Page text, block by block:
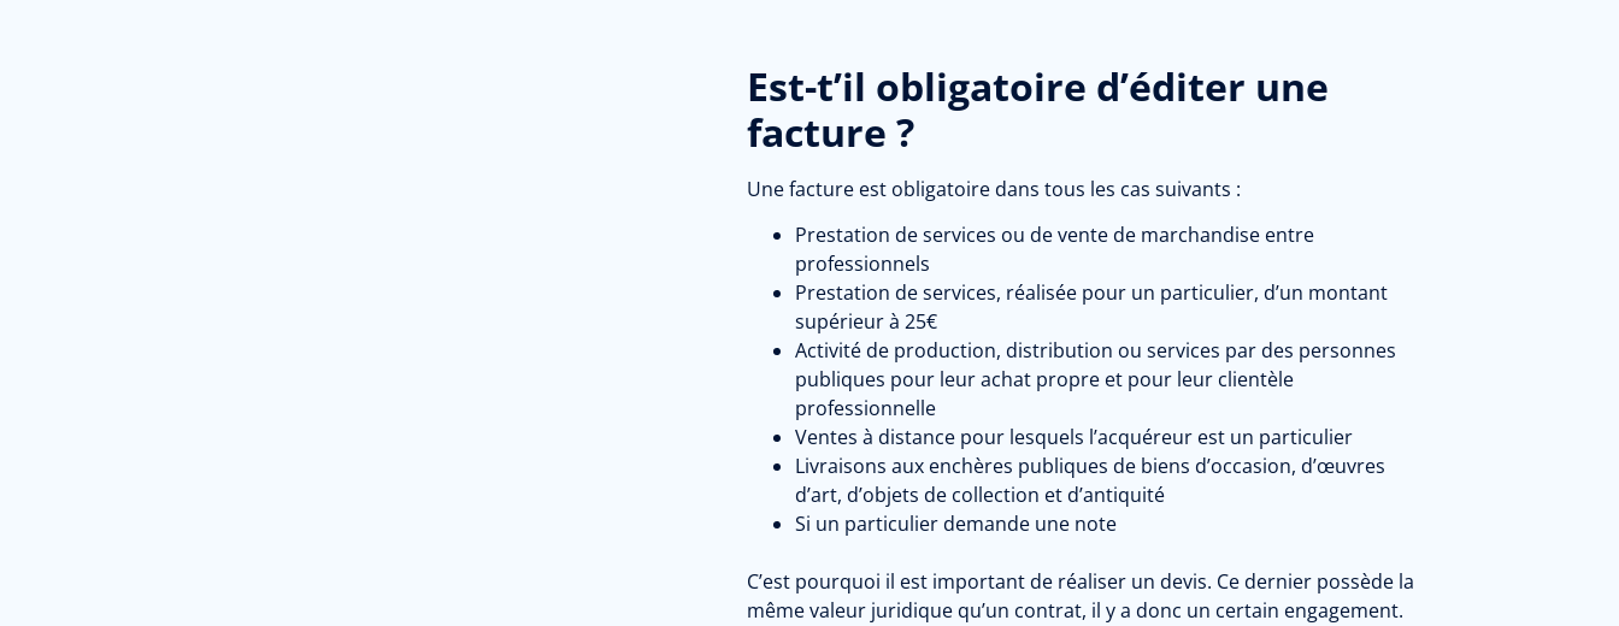
Est-t’il obligatoire d’éditer une
facture ?
Une facture est obligatoire dans tous les cas suivants :
Prestation de services ou de vente de marchandise entre
professionnels
Prestation de services, réalisée pour un particulier, d’un montant
supérieur à 25€
Activité de production, distribution ou services par des personnes
publiques pour leur achat propre et pour leur clientèle
professionnelle
Ventes à distance pour lesquels l’acquéreur est un particulier
Livraisons aux enchères publiques de biens d’occasion, d’œuvres
d’art, d’objets de collection et d’antiquité
Si un particulier demande une note
C’est pourquoi il est important de réaliser un devis. Ce dernier possède la
même valeur juridique qu’un contrat, il y a donc un certain engagement.